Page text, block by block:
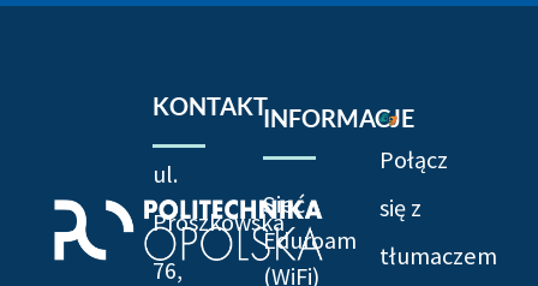
KONTAKT
ul.
Prószkowska
76,
INFORMACJE
Sieć
Eduroam
(WiFi)
Połącz
się z
tłumaczem